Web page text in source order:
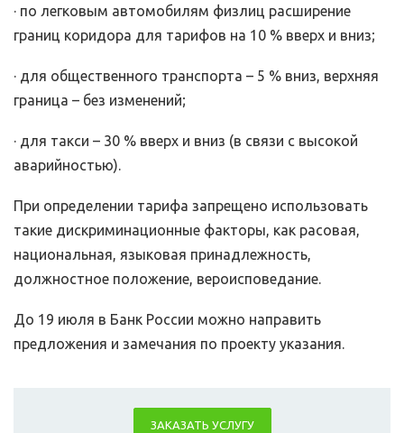
· по легковым автомобилям физлиц расширение
границ коридора для тарифов на 10 % вверх и вниз;
· для общественного транспорта – 5 % вниз, верхняя
граница – без изменений;
· для такси – 30 % вверх и вниз (в связи с высокой
аварийностью).
При определении тарифа запрещено использовать
такие дискриминационные факторы, как расовая,
национальная, языковая принадлежность,
должностное положение, вероисповедание.
До 19 июля в Банк России можно направить
предложения и замечания по проекту указания.
ЗАКАЗАТЬ УСЛУГУ